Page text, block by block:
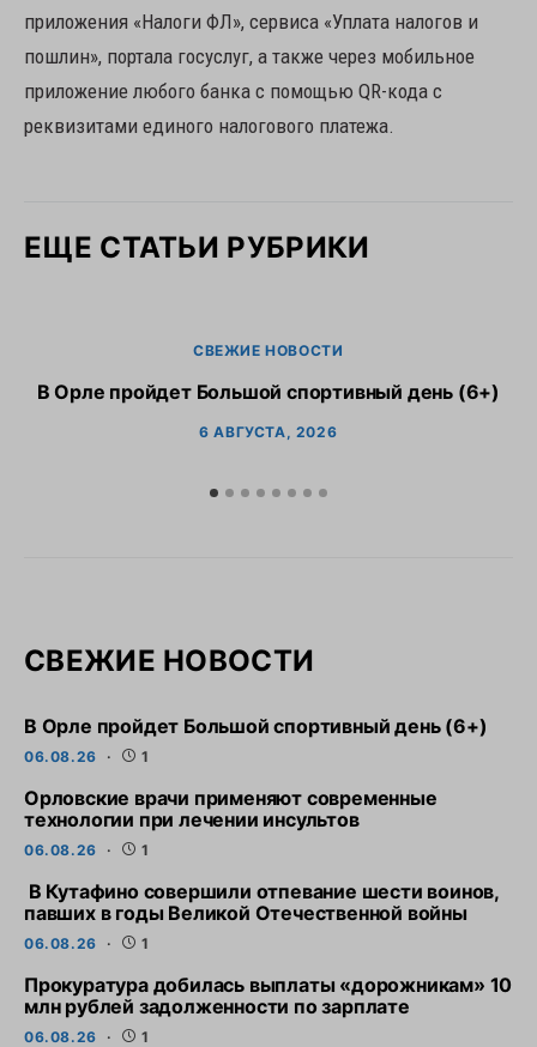
приложения «Налоги ФЛ», сервиса «Уплата налогов и
пошлин», портала госуслуг, а также через мобильное
приложение любого банка с помощью QR-кода с
реквизитами единого налогового платежа.
ЕЩЕ СТАТЬИ РУБРИКИ
СВЕЖИЕ НОВОСТИ
В Орле пройдет Большой спортивный день (6+)
6 АВГУСТА, 2026
СВЕЖИЕ НОВОСТИ
В Орле пройдет Большой спортивный день (6+)
06.08.26 1
Орловские врачи применяют современные
технологии при лечении инсультов
06.08.26 1
В Кутафино совершили отпевание шести воинов,
павших в годы Великой Отечественной войны
06.08.26 1
Прокуратура добилась выплаты «дорожникам» 10
млн рублей задолженности по зарплате
06.08.26 1